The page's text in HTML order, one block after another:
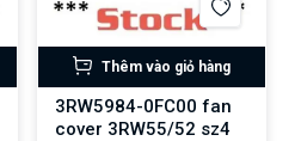
Thêm vào giỏ hàng
3RW5984-0FC00 fan
cover 3RW55/52 sz4